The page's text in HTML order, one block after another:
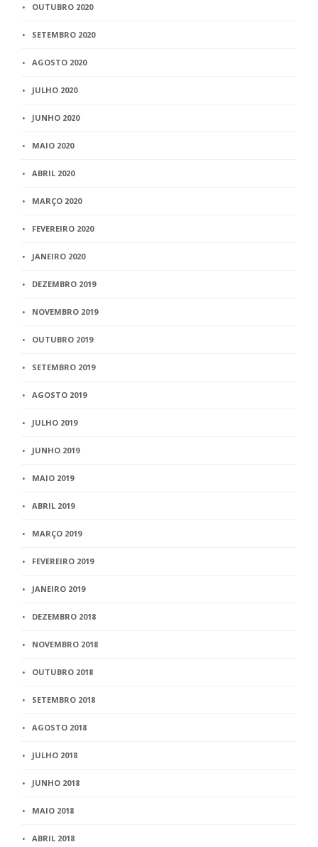
OUTUBRO 2020
SETEMBRO 2020
AGOSTO 2020
JULHO 2020
JUNHO 2020
MAIO 2020
ABRIL 2020
MARÇO 2020
FEVEREIRO 2020
JANEIRO 2020
DEZEMBRO 2019
NOVEMBRO 2019
OUTUBRO 2019
SETEMBRO 2019
AGOSTO 2019
JULHO 2019
JUNHO 2019
MAIO 2019
ABRIL 2019
MARÇO 2019
FEVEREIRO 2019
JANEIRO 2019
DEZEMBRO 2018
NOVEMBRO 2018
OUTUBRO 2018
SETEMBRO 2018
AGOSTO 2018
JULHO 2018
JUNHO 2018
MAIO 2018
ABRIL 2018